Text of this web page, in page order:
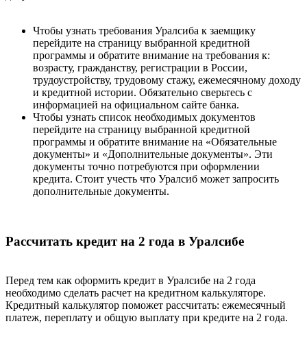
Чтобы узнать требования Уралсиба к заемщику
перейдите на страницу выбранной кредитной
программы и обратите внимание на требования к:
возрасту, гражданству, регистрации в России,
трудоустройству, трудовому стажу, ежемесячному доходу
и кредитной истории. Обязательно сверьтесь с
информацией на официальном сайте банка.
Чтобы узнать список необходимых документов
перейдите на страницу выбранной кредитной
программы и обратите внимание на «Обязательные
документы» и «Дополнительные документы». Эти
документы точно потребуются при оформлении
кредита. Стоит учесть что Уралсиб может запросить
дополнительные документы.
Рассчитать кредит на 2 года в Уралсибе
Перед тем как оформить кредит в Уралсибе на 2 года
необходимо сделать расчет на кредитном калькуляторе.
Кредитный калькулятор поможет рассчитать: ежемесячный
платеж, переплату и общую выплату при кредите на 2 года.